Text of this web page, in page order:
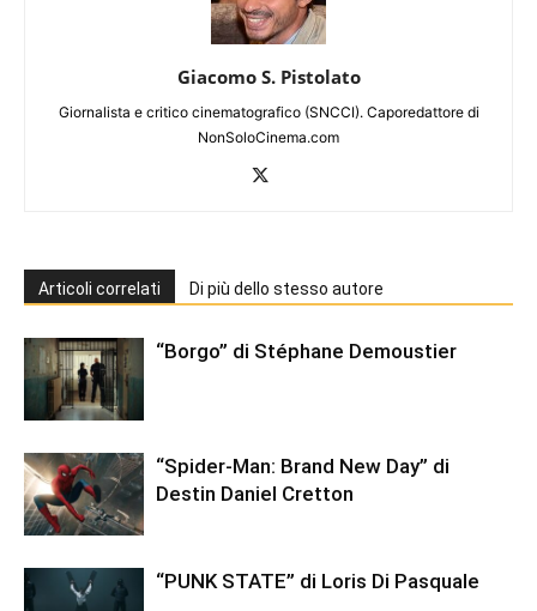
Giacomo S. Pistolato
Giornalista e critico cinematografico (SNCCI). Caporedattore di
NonSoloCinema.com
Articoli correlati Di più dello stesso autore
“Borgo” di Stéphane Demoustier
“Spider-Man: Brand New Day” di
Destin Daniel Cretton
“PUNK STATE” di Loris Di Pasquale